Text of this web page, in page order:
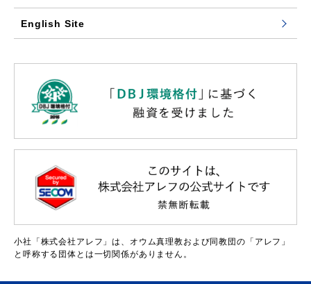
English Site
小社「株式会社アレフ」は、オウム真理教および同教団の「アレフ」
と呼称する団体とは一切関係がありません。